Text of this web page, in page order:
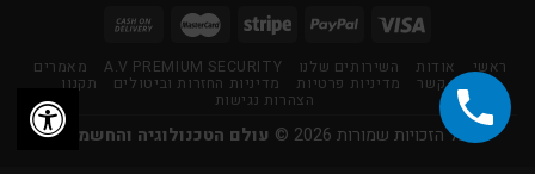
ראשי אודות השירותים שלנו A.V PREMIUM SECURITY מאמרים
צור קשר מדיניות פרטיות מדיניות החזרות וביטולים תקנון
הצהרות נגישות
כל הזכויות שמורות 2026 © עולם הטכנולוגיה והחשמל